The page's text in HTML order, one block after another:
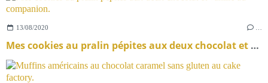
13/08/2020
Mes cookies au pralin pépites aux deux chocolat et vanille au companion.